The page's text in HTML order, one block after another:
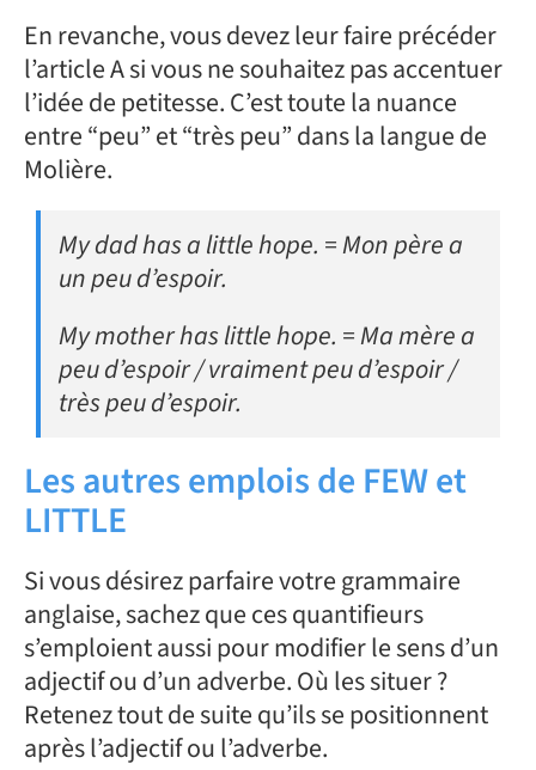
En revanche, vous devez leur faire précéder
l’article A si vous ne souhaitez pas accentuer
l’idée de petitesse. C’est toute la nuance
entre “peu” et “très peu” dans la langue de
Molière.
My dad has a little hope. = Mon père a
un peu d’espoir.
My mother has little hope. = Ma mère a
peu d’espoir / vraiment peu d’espoir /
très peu d’espoir.
Les autres emplois de FEW et
LITTLE
Si vous désirez parfaire votre grammaire
anglaise, sachez que ces quantifieurs
s’emploient aussi pour modifier le sens d’un
adjectif ou d’un adverbe. Où les situer ?
Retenez tout de suite qu’ils se positionnent
après l’adjectif ou l’adverbe.